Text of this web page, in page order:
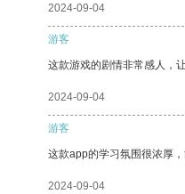
2024-09-04
游客
这款游戏的剧情非常感人，
2024-09-04
游客
这款app的学习氛围很浓厚
2024-09-04